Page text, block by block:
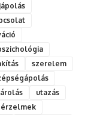
szerelem
utazás
érzelmek